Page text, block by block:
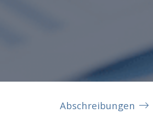
Abschreibungen